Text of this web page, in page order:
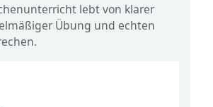
lebt von klarer
Übung und echten